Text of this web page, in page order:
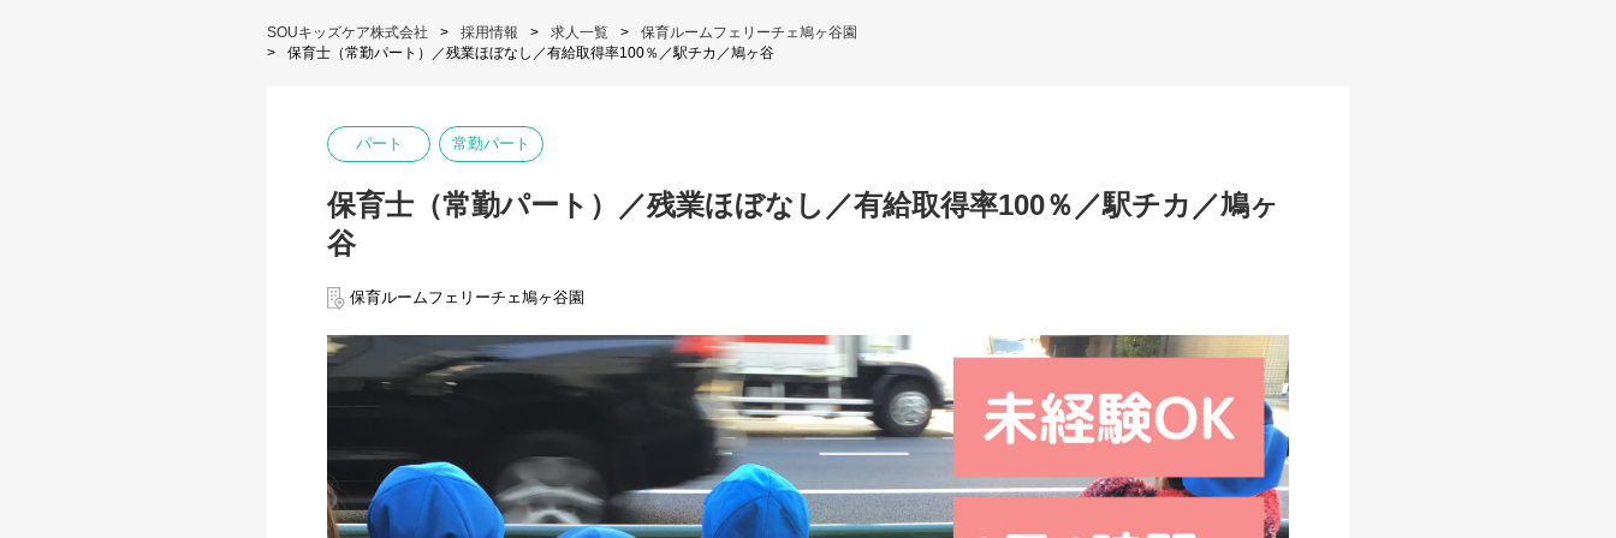
SOUキッズケア株式会社 採用情報 求人一覧
保育ルームフェリーチェ鳩ヶ谷園
保育士（常勤パート）／残業ほぼなし／有給取得率100％／駅チカ／鳩ヶ谷
パート 常勤パート
保育士（常勤パート）／残業ほぼなし／有給取得率100％／駅チカ／鳩ヶ
谷
保育ルームフェリーチェ鳩ヶ谷園